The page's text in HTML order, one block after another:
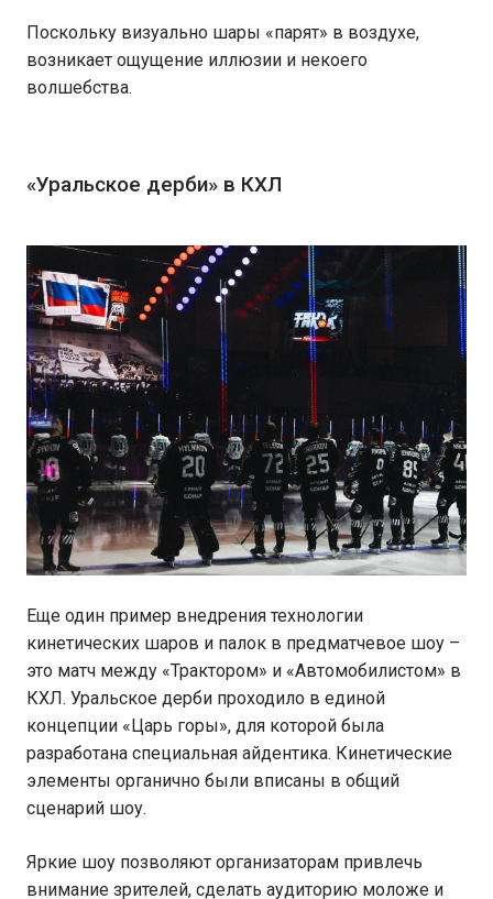
Поскольку визуально шары «парят» в воздухе,
возникает ощущение иллюзии и некоего
волшебства.
«Уральское дерби» в КХЛ
Еще один пример внедрения технологии
кинетических шаров и палок в предматчевое шоу –
это матч между «Трактором» и «Автомобилистом» в
КХЛ. Уральское дерби проходило в единой
концепции «Царь горы», для которой была
разработана специальная айдентика. Кинетические
элементы органично были вписаны в общий
сценарий шоу.
Яркие шоу позволяют организаторам привлечь
внимание зрителей, сделать аудиторию моложе и